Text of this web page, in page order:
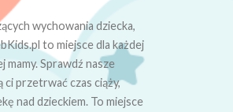
wychowania dziecka,
to miejsce dla każdej
mamy. Sprawdź nasze
przetrwać czas ciąży,
nad dzieckiem. To miejsce